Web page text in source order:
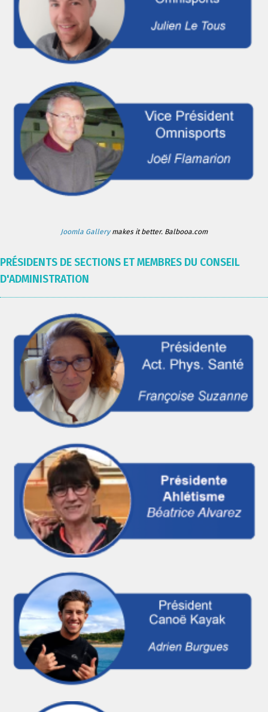
Joomla Gallerymakes it better. Balbooa.com
PRÉSIDENTS DE SECTIONS ET MEMBRES DU CONSEIL
D'ADMINISTRATION